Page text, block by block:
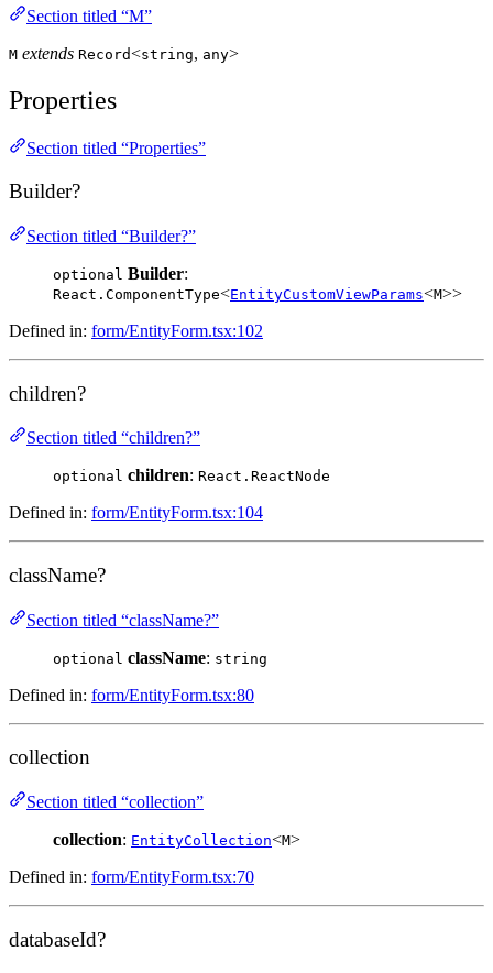
Section titled “M”
M extends Record<string, any>
Properties
Section titled “Properties”
Builder?
Section titled “Builder?”
optional Builder:
React.ComponentType<EntityCustomViewParams<M>>
Defined in: form/EntityForm.tsx:102
children?
Section titled “children?”
optional children: React.ReactNode
Defined in: form/EntityForm.tsx:104
className?
Section titled “className?”
optional className: string
Defined in: form/EntityForm.tsx:80
collection
Section titled “collection”
collection: EntityCollection<M>
Defined in: form/EntityForm.tsx:70
databaseId?